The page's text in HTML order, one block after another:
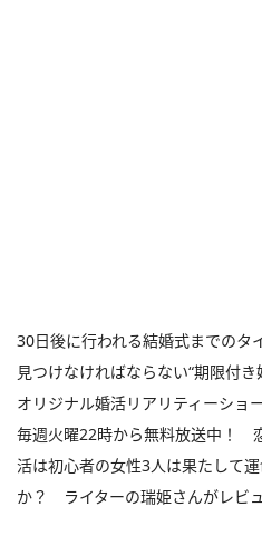
30日後に行われる結婚式までのタ
見つけなければならない“期限付
オリジナル婚活リアリティーショ
毎週火曜22時から無料放送中！
活は初心者の女性3人は果たして
か？ ライターの瑞姫さんがレビ